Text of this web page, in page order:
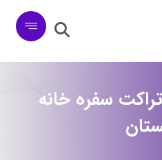
سفره خانه